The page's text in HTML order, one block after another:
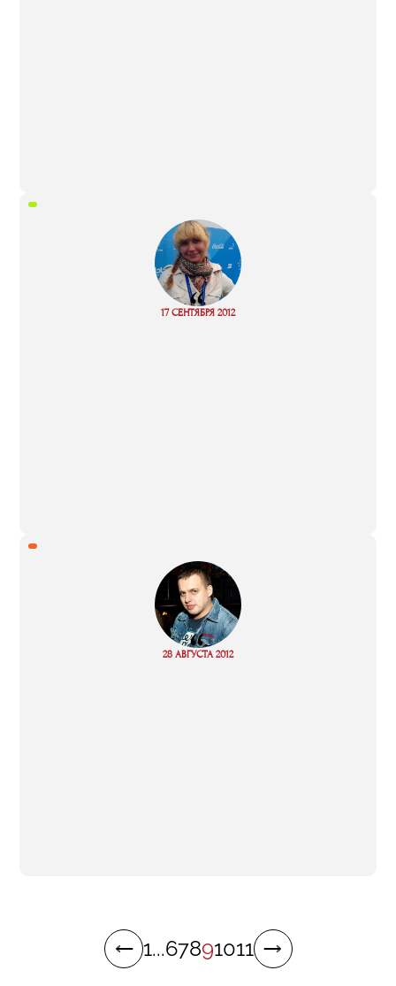
“
17 СЕНТЯБРЯ 2012
Read
“
28 АВГУСТА 2012
Read
1...67891011